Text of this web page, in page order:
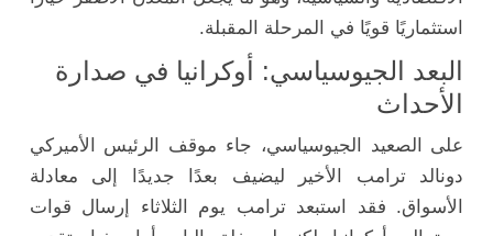
استثماريًا قويًا في المرحلة المقبلة.
البعد الجيوسياسي: أوكرانيا في صدارة
الأحداث
على الصعيد الجيوسياسي، جاء موقف الرئيس الأميركي
دونالد ترامب الأخير ليضيف بعدًا جديدًا إلى معادلة
الأسواق. فقد استبعد ترامب يوم الثلاثاء إرسال قوات